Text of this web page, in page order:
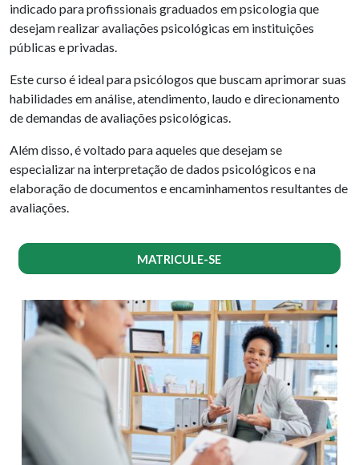
indicado para profissionais graduados em psicologia que
desejam realizar avaliações psicológicas em instituições
públicas e privadas.
Este curso é ideal para psicólogos que buscam aprimorar suas
habilidades em análise, atendimento, laudo e direcionamento
de demandas de avaliações psicológicas.
Além disso, é voltado para aqueles que desejam se
especializar na interpretação de dados psicológicos e na
elaboração de documentos e encaminhamentos resultantes de
avaliações.
MATRICULE-SE